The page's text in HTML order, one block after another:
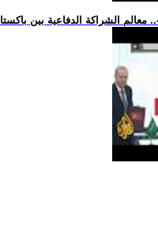
معالم الشراكة الدفاعية بين باكستا